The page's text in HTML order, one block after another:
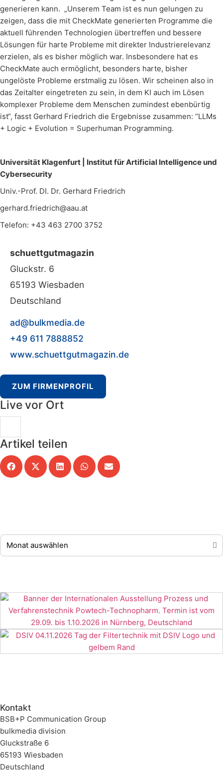
generieren kann. „Unserem Team ist es nun gelungen zu
zeigen, dass die mit CheckMate generierten Programme die
aktuell führenden Technologien übertreffen und bessere
Lösungen für harte Probleme mit direkter Industrierelevanz
erzielen, als es bisher möglich war. Insbesondere hat es
CheckMate auch ermöglicht, besonders harte, bisher
ungelöste Probleme erstmalig zu lösen. Wir scheinen also in
das Zeitalter eingetreten zu sein, in dem KI auch im Lösen
komplexer Probleme dem Menschen zumindest ebenbürtig
ist“, fasst Gerhard Friedrich die Ergebnisse zusammen: “LLMs
+ Logic + Evolution = Superhuman Programming.
Universität Klagenfurt | Institut für Artificial Intelligence und
Cybersecurity
Univ.-Prof. DI. Dr. Gerhard Friedrich
gerhard.friedrich@aau.at
Telefon: +43 463 2700 3752
schuettgutmagazin
Gluckstr. 6
65193 Wiesbaden
Deutschland
ad@bulkmedia.de
+49 611 7888852
www.schuettgutmagazin.de
ZUM FIRMENPROFIL
Live vor Ort
Artikel teilen
Kontakt
BSB+P Communication Group
bulkmedia division
Gluckstraße 6
65193 Wiesbaden
Deutschland